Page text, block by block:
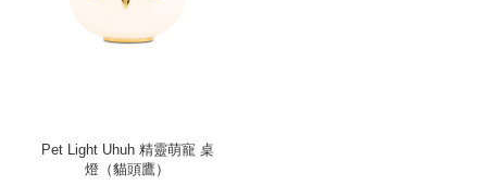
Pet Light Uhuh 精靈萌寵 桌
燈（貓頭鷹）